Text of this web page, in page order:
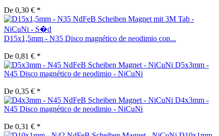
De 0,30 € *
D15x1,5mm - N35 Disco magnético de neodimio con...
De 0,81 € *
D5x3mm -
N45 Disco magnético de neodimio - NiCuNi
De 0,35 € *
D4x3mm -
N45 Disco magnético de neodimio - NiCuNi
De 0,31 € *